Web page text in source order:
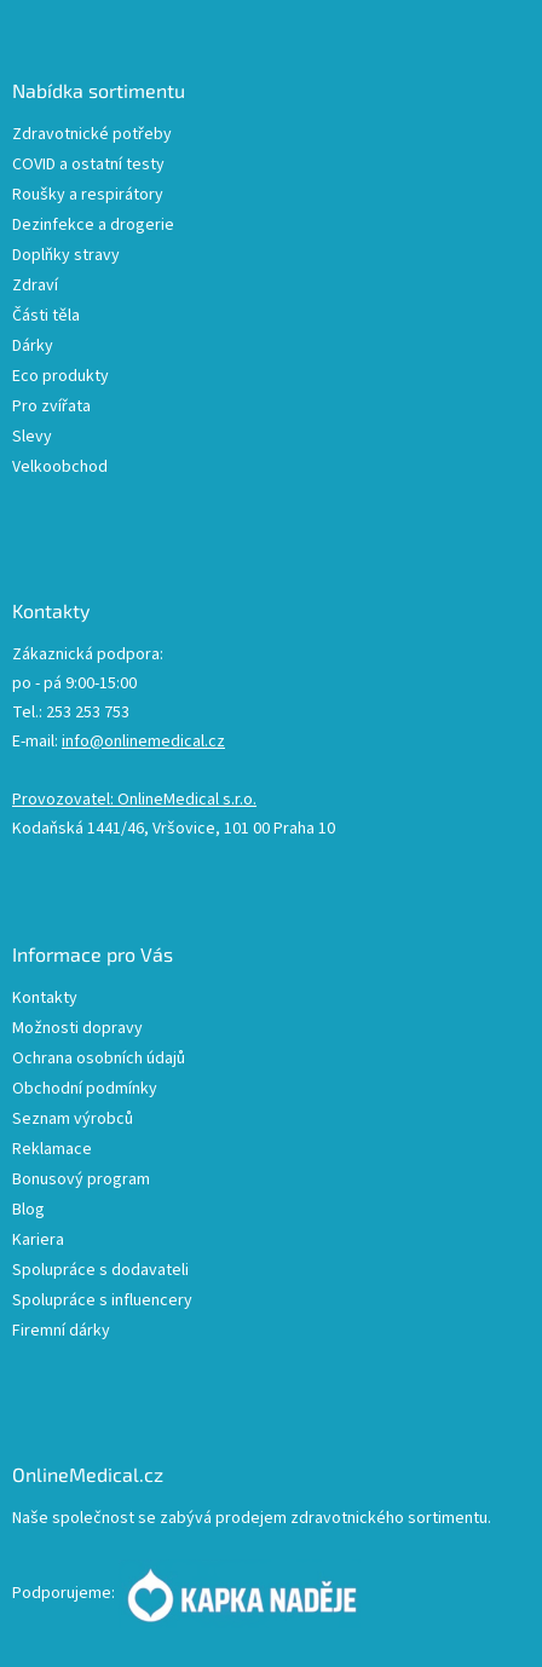
Nabídka sortimentu
Zdravotnické potřeby
COVID a ostatní testy
Roušky a respirátory
Dezinfekce a drogerie
Doplňky stravy
Zdraví
Části těla
Dárky
Eco produkty
Pro zvířata
Slevy
Velkoobchod
Kontakty
Zákaznická podpora:
po - pá 9:00-15:00
Tel.: 253 253 753
E-mail: info@onlinemedical.cz
Provozovatel: OnlineMedical s.r.o.
Kodaňská 1441/46, Vršovice, 101 00 Praha 10
Informace pro Vás
Kontakty
Možnosti dopravy
Ochrana osobních údajů
Obchodní podmínky
Seznam výrobců
Reklamace
Bonusový program
Blog
Kariera
Spolupráce s dodavateli
Spolupráce s influencery
Firemní dárky
OnlineMedical.cz
Naše společnost se zabývá prodejem zdravotnického sortimentu.
Podporujeme: